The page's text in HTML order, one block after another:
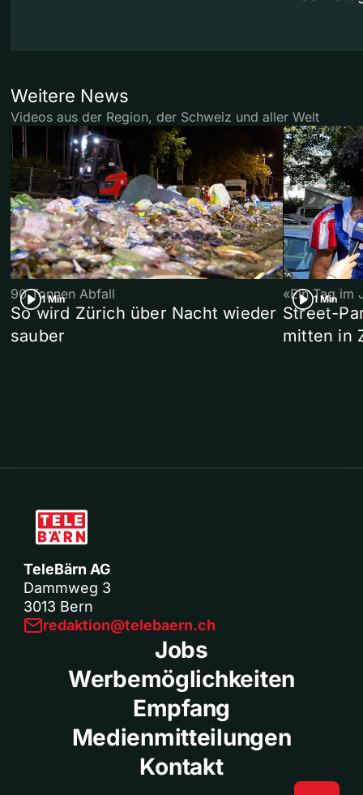
Weitere News
Videos aus der Region, der Schweiz und aller Welt
1 Min
90 Tonnen Abfall
So wird Zürich über Nacht wieder
sauber
1 Min
«Ein Tag im
Street-
mitten in
TeleBärn AG
Dammweg 3
3013 Bern
redaktion@telebaern.ch
Jobs
Werbemöglichkeiten
Empfang
Medienmitteilungen
Kontakt